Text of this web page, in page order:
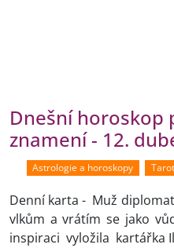
Dnešní horoskop
znamení - 12.
Astrologie a horoskopy
Denní karta - Muž
vlkům a vrátím se jako
inspiraci vyložila kartářka